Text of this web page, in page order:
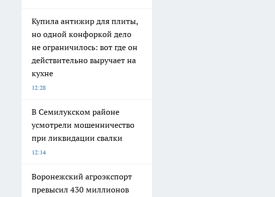
Купила антижир для плиты,
но одной конфоркой дело
не ограничилось: вот где он
действительно выручает на
кухне
12:28
В Семилукском районе
усмотрели мошенничество
при ликвидации свалки
12:14
Воронежский агроэкспорт
превысил 430 миллионов